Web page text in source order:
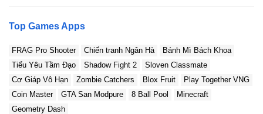
Top Games Apps
FRAG Pro Shooter Chiến tranh Ngân Hà
Bánh Mì Bách Khoa
Tiểu Yêu Tầm Đạo
Shadow Fight 2
Sloven Classmate
Cơ Giáp Vô Hạn
Zombie Catchers Blox Fruit
Play Together VNG
Coin Master
GTA San Modpure 8 Ball Pool
Minecraft
Geometry Dash